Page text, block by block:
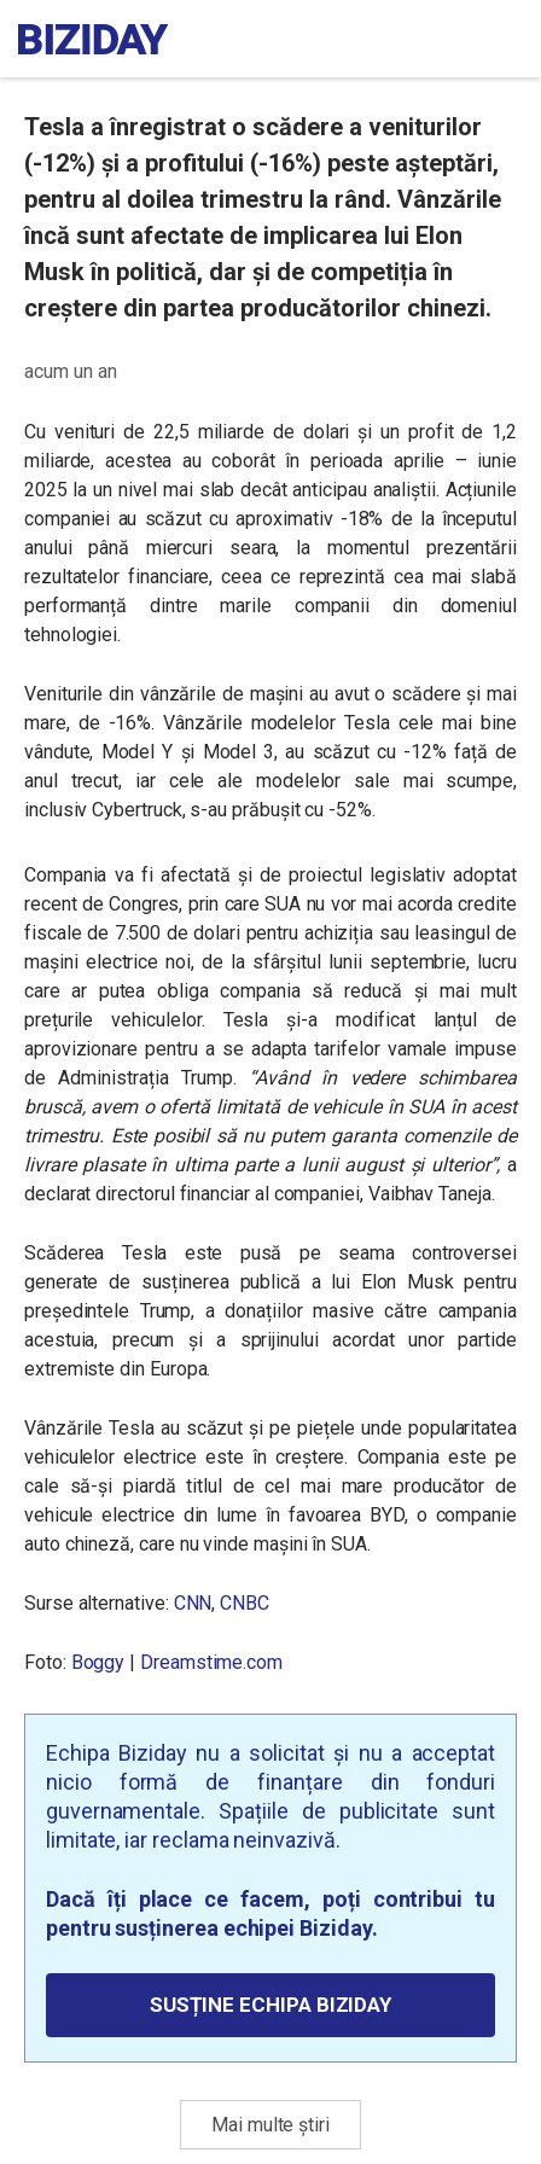
Tesla a înregistrat o scădere a veniturilor
(-12%) și a profitului (-16%) peste așteptări,
pentru al doilea trimestru la rând. Vânzările
încă sunt afectate de implicarea lui Elon
Musk în politică, dar și de competiția în
creștere din partea producătorilor chinezi.
acum un an
Cu venituri de 22,5 miliarde de dolari și un profit de 1,2
miliarde, acestea au coborât în perioada aprilie – iunie
2025 la un nivel mai slab decât anticipau analiștii. Acțiunile
companiei au scăzut cu aproximativ -18% de la începutul
anului până miercuri seara, la momentul prezentării
rezultatelor financiare, ceea ce reprezintă cea mai slabă
performanță dintre marile companii din domeniul
tehnologiei.
Veniturile din vânzările de mașini au avut o scădere și mai
mare, de -16%. Vânzările modelelor Tesla cele mai bine
vândute, Model Y și Model 3, au scăzut cu -12% față de
anul trecut, iar cele ale modelelor sale mai scumpe,
inclusiv Cybertruck, s-au prăbușit cu -52%.
Compania va fi afectată și de proiectul legislativ adoptat
recent de Congres, prin care SUA nu vor mai acorda credite
fiscale de 7.500 de dolari pentru achiziția sau leasingul de
mașini electrice noi, de la sfârșitul lunii septembrie, lucru
care ar putea obliga compania să reducă și mai mult
prețurile vehiculelor. Tesla și-a modificat lanțul de
aprovizionare pentru a se adapta tarifelor vamale impuse
de Administrația Trump.
“Având în vedere schimbarea
bruscă, avem o ofertă limitată de vehicule în SUA în acest
trimestru. Este posibil să nu putem garanta comenzile de
livrare plasate în ultima parte a lunii august și ulterior”, a
declarat directorul financiar al companiei, Vaibhav Taneja.
Scăderea Tesla este pusă pe seama controversei
generate de susținerea publică a lui Elon Musk pentru
președintele Trump, a donațiilor masive către campania
acestuia, precum și a sprijinului acordat unor partide
extremiste din Europa.
Vânzările Tesla au scăzut și pe piețele unde popularitatea
vehiculelor electrice este în creștere. Compania este pe
cale să-și piardă titlul de cel mai mare producător de
vehicule electrice din lume în favoarea BYD, o companie
auto chineză, care nu vinde mașini în SUA.
Surse alternative: CNN,CNBC
Foto: Boggy | Dreamstime.com
Echipa Biziday nu a solicitat și nu a acceptat
nicio formă de finanțare din fonduri
guvernamentale. Spațiile de publicitate sunt
limitate, iar reclama neinvazivă.
Dacă îți place ce facem, poți contribui tu
pentru susținerea echipei Biziday.
SUSȚINE ECHIPA BIZIDAY
Mai multe știri